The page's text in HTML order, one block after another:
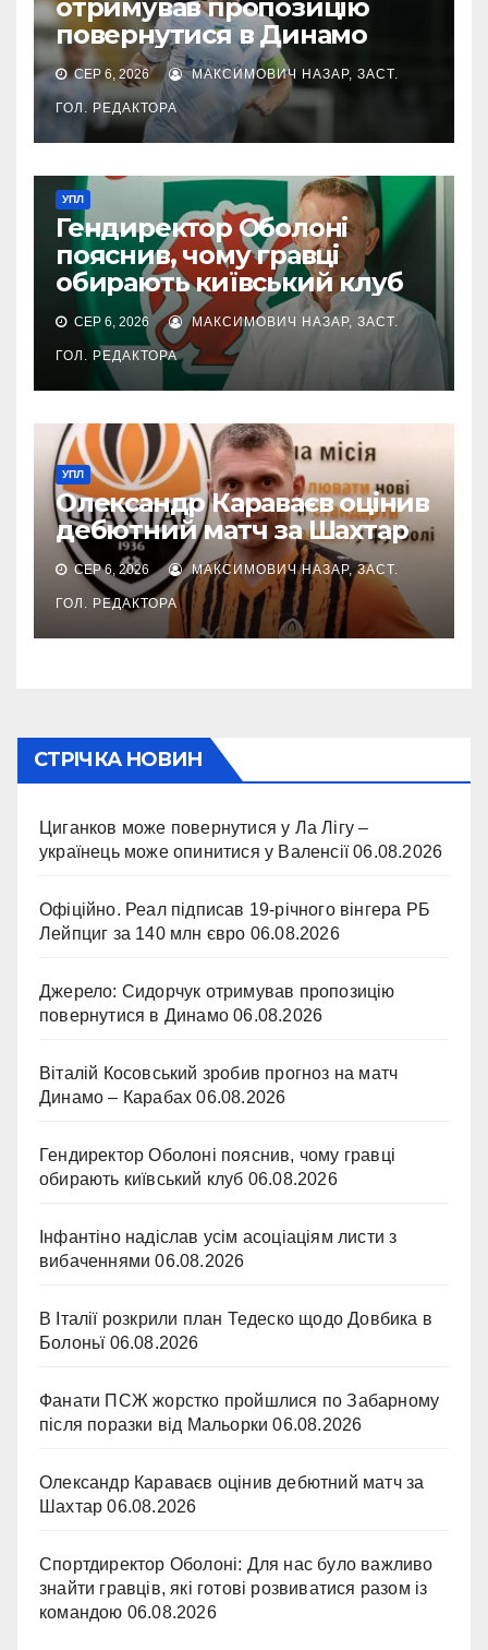
отримував пропозицію
повернутися в Динамо
СЕР 6, 2026 МАКСИМОВИЧ НАЗАР, ЗАСТ.
ГОЛ. РЕДАКТОРА
УПЛ
Гендиректор Оболоні
пояснив, чому гравці
обирають київський клуб
СЕР 6, 2026 МАКСИМОВИЧ НАЗАР, ЗАСТ.
ГОЛ. РЕДАКТОРА
УПЛ
Олександр Караваєв оцінив
дебютний матч за Шахтар
СЕР 6, 2026 МАКСИМОВИЧ НАЗАР, ЗАСТ.
ГОЛ. РЕДАКТОРА
СТРІЧКА НОВИН
Циганков може повернутися у Ла Лігу –
українець може опинитися у Валенсії 06.08.2026
Офіційно. Реал підписав 19-річного вінгера РБ
Лейпциг за 140 млн євро 06.08.2026
Джерело: Сидорчук отримував пропозицію
повернутися в Динамо 06.08.2026
Віталій Косовський зробив прогноз на матч
Динамо – Карабах 06.08.2026
Гендиректор Оболоні пояснив, чому гравці
обирають київський клуб 06.08.2026
Інфантіно надіслав усім асоціаціям листи з
вибаченнями 06.08.2026
В Італії розкрили план Тедеско щодо Довбика в
Болоньї 06.08.2026
Фанати ПСЖ жорстко пройшлися по Забарному
після поразки від Мальорки 06.08.2026
Олександр Караваєв оцінив дебютний матч за
Шахтар 06.08.2026
Спортдиректор Оболоні: Для нас було важливо
знайти гравців, які готові розвиватися разом із
командою 06.08.2026